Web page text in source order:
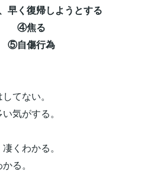
早く復帰しようとする
④焦る
⑤自傷行為
てない。
気がする。
くわかる。
る。